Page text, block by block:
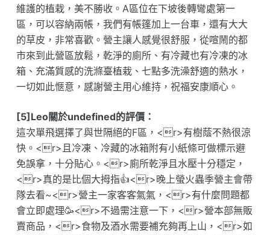
維護的植栽，美不勝收。A區位在下坡後轉彎處第一
區，可以容納兩帳，我們有帳篷加上一台車，還有大大
的草皮，非常喜歡。營主讓人感覺很舒服，從喧鬧的都
市來到此營區放鬆，乾淨的廁所、有冷藏也有冷凍的冰
箱、充滿質感的洗滌臺植栽、七點多洗澡舒適的熱水，
一切如此愜意，感謝營主用心維持，祝福安康順心。
[5]Leo關於undefined的評價：
這次單飛選擇了與世隔絕的F區，<r>有樹蔭不熱很涼
快。<r>且冷凍、冷藏的冰箱附有小紙條可做標示避
免誤拿，十分貼心。<r>廁所乾淨且水壓十分穩定，
<r>真的是比個大拇指👍<r>晚上螢火蟲季營主會帶
隊去看~<r>營主一家客客氣氣，<r>有什麼問題都
會立即處理🥳<r>不過需注意一下，<r>營本部無販
賣商品，<r>食物及酒水需要補充夠再上山，<r>如